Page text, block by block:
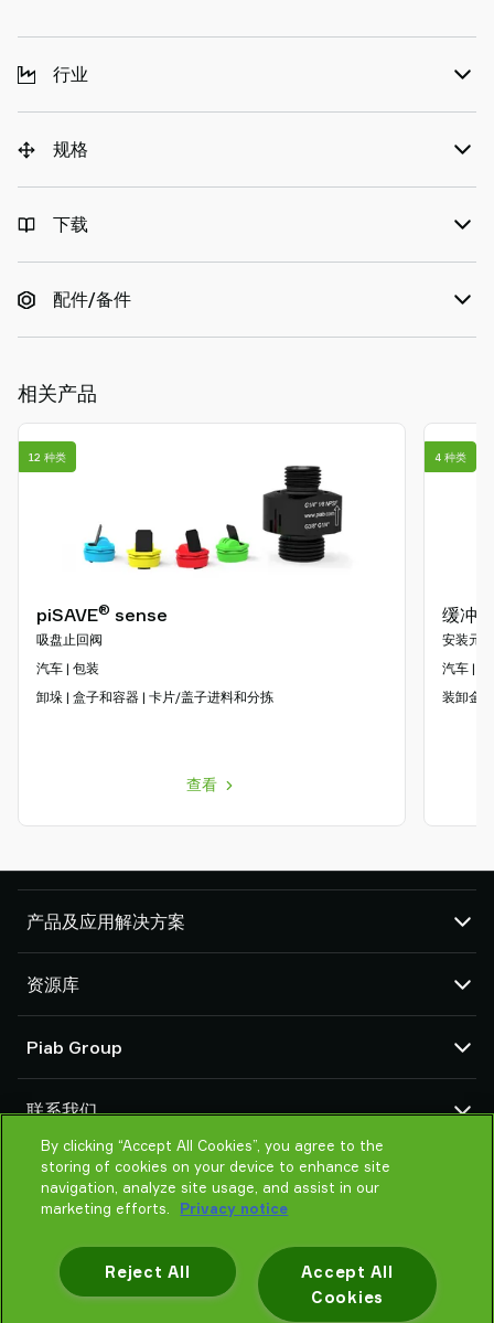
行业
规格
下载
配件/备件
相关产品
piSAVE® sense
吸盘止回阀
汽车 | 包装
卸垛 | 盒子和容器 | 卡片/盖子进料和分拣
查看
12 种类
缓冲
安装元件
汽车 |
装卸金
4 种类
产品及应用解决方案
吸盘和软爪
机器人臂端工具 (EOAT) 部件
机器人和 Cobot 抓取解决方案
系统和解决方案配件
粉末和大颗粒物品真空输送机
资源库
产品在线配置
货物销售通用条款
隐私声明
Piab Group
组织结构
行为准则
Piab 新闻
联系我们
联系我们
找寻Piab 伙伴
常见问题
By clicking “Accept All Cookies”, you agree to the
storing of cookies on your device to enhance site
navigation, analyze site usage, and assist in our
marketing efforts.
Privacy notice
Accept All
Cookies
Reject All